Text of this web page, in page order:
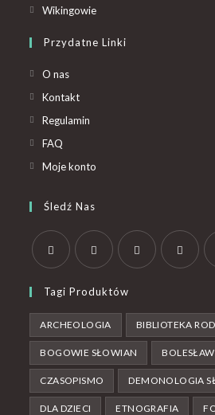
Wikingowie
Przydatne Linki
O nas
Kontakt
Regulamin
FAQ
Moje konto
Śledź Nas
Tagi Produktów
ARCHEOLOGIA BIBLIOTEKA
BOGOWIE SŁOWIAN
CZASOPISMO DEMONOLOGIA
DLA DZIECI ETNOGRAFIA